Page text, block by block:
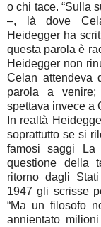
o chi tace. “Sulla
–, là dove
Heidegger ha
questa parola è
Heidegger non
Celan attendeva
parola a
spettava invece a
In realtà
soprattutto se si
famosi saggi La
questione della
ritorno dagli
1947 gli scrisse
“Ma un filosofo
annientato